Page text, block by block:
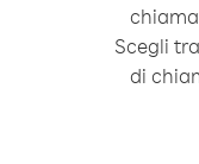
Scegli
di